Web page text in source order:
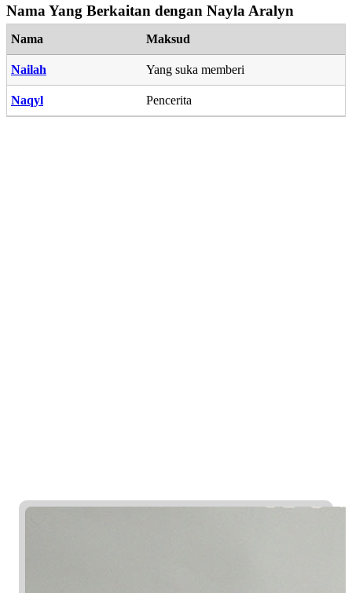
Nama Yang Berkaitan dengan Nayla Aralyn
Nama Maksud
Nailah Yang suka memberi
Naqyl Pencerita